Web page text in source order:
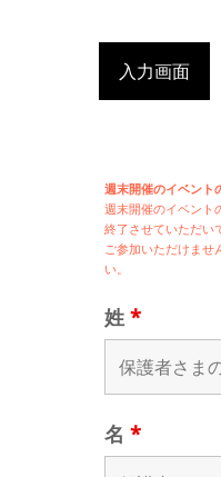
入力画面
週末開催のイベント
週末開催のイベント
終了させていただい
ご参加いただけませ
い。
姓 *
名 *